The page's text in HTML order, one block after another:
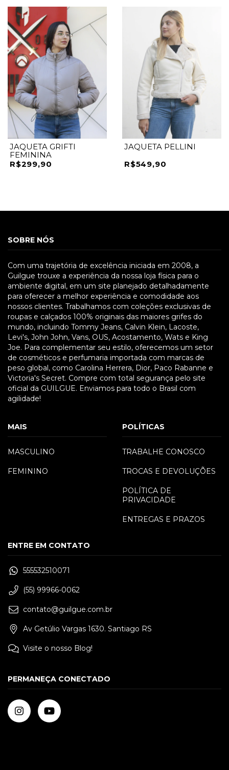
JAQUETA GRIFTI
FEMININA
R$299,90
JAQUETA PELLINI
R$549,90
SOBRE NÓS
Com uma trajetória de excelência iniciada em 2008, a
Guilgue trouxe a experiência da nossa loja física para o
ambiente digital, em um site planejado detalhadamente
para oferecer a melhor experiência e comodidade aos
nossos clientes. Trabalhamos com coleções exclusivas de
roupas e calçados 100% originais das maiores grifes do
mundo, incluindo Tommy Jeans, Calvin Klein, Lacoste,
Levi's, John John, Vans, OUS, Acostamento, Wats e King
Joe. Para complementar seu estilo, oferecemos um setor
de cosméticos e perfumaria importada com marcas de
peso global, como Carolina Herrera, Dior, Paco Rabanne e
Victoria's Secret. Compre com total segurança pelo site
oficial da GUILGUE. Enviamos para todo o Brasil com
agilidade!
MAIS
MASCULINO
FEMININO
POLÍTICAS
TRABALHE CONOSCO
TROCAS E DEVOLUÇÕES
POLÍTICA DE
PRIVACIDADE
ENTREGAS E PRAZOS
ENTRE EM CONTATO
555532510071
(55) 99966-0062
contato@guilgue.com.br
Av Getúlio Vargas 1630. Santiago RS
Visite o nosso Blog!
PERMANEÇA CONECTADO